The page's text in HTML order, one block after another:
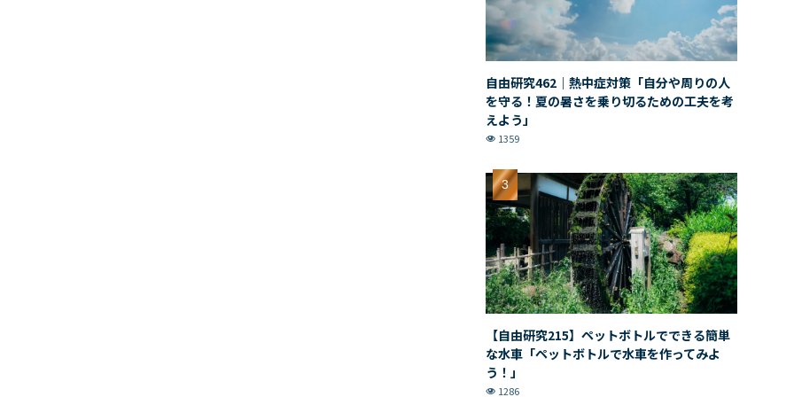
自由研究462｜熱中症対策「自分や周りの人
を守る！夏の暑さを乗り切るための工夫を考
えよう」
1359
【自由研究215】ペットボトルでできる簡単
な水車「ペットボトルで水車を作ってみよ
う！」
1286